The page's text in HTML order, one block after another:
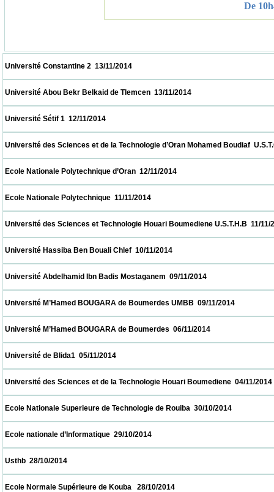
De
Université Constantine 2  13/11/2014
Université Abou Bekr Belkaid de Tlemcen  13/11/2014
Université Sétif 1  12/11/2014
Université des Sciences et de la Technologie d’Oran Mohamed
Ecole Nationale Polytechnique d’Oran  12/11/2014
Ecole Nationale Polytechnique  11/11/2014
Université des Sciences et Technologie Houari Boumediene
Université Hassiba Ben Bouali Chlef  10/11/2014
Université Abdelhamid Ibn Badis Mostaganem  09/11/2014
Université M’Hamed BOUGARA de Boumerdes UMBB  09/11/
Université M’Hamed BOUGARA de Boumerdes  06/11/2014
Université de Blida1  05/11/2014
Université des Sciences et de la Technologie Houari
Ecole Nationale Superieure de Technologie de Rouiba  30/10/
Ecole nationale d’Informatique  29/10/2014
Usthb  28/10/2014
Ecole Normale Supérieure de Kouba   28/10/2014